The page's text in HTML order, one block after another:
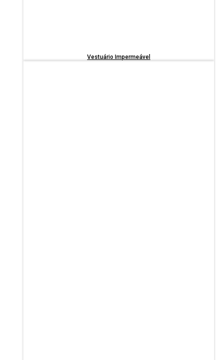
Vestuário Impermeável